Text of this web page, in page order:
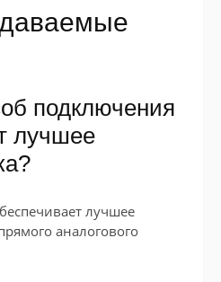
подключения
лучшее
лучшее
аналогового